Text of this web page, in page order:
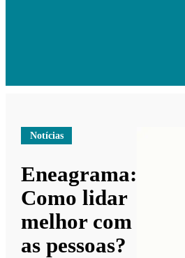
Notícias
Eneagrama:
Como lidar
melhor com
as pessoas?